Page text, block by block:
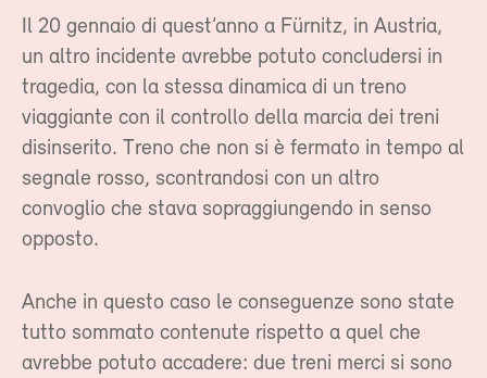
Il 20 gennaio di quest’anno a Fürnitz, in Austria,
un altro incidente avrebbe potuto concludersi in
tragedia, con la stessa dinamica di un treno
viaggiante con il controllo della marcia dei treni
disinserito. Treno che non si è fermato in tempo al
segnale rosso, scontrandosi con un altro
convoglio che stava sopraggiungendo in senso
opposto.
Anche in questo caso le conseguenze sono state
tutto sommato contenute rispetto a quel che
avrebbe potuto accadere: due treni merci si sono